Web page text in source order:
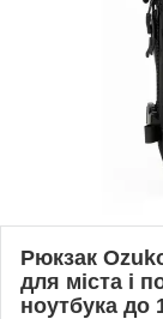
Рюкзак
для міста і
ноутбука до